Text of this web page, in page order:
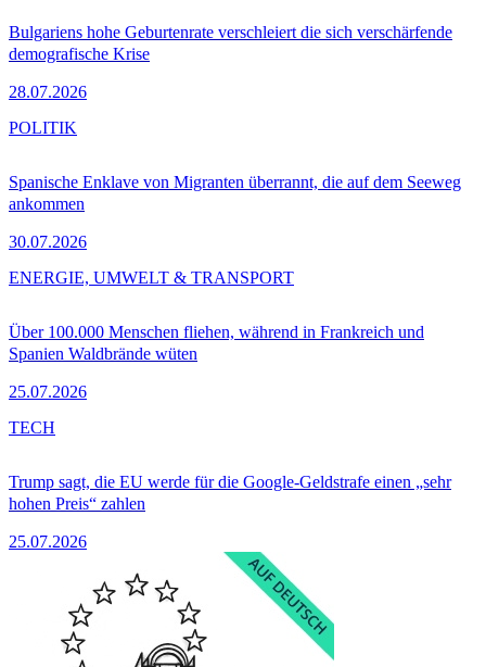
Bulgariens hohe Geburtenrate verschleiert die sich verschärfende
demografische Krise
28.07.2026
Spanische Enklave von Migranten überrannt, die auf dem Seeweg
ankommen
30.07.2026
POLITIK
Über 100.000 Menschen fliehen, während in Frankreich und
Spanien Waldbrände wüten
25.07.2026
ENERGIE, UMWELT & TRANSPORT
Trump sagt, die EU werde für die Google-Geldstrafe einen „sehr
hohen Preis“ zahlen
25.07.2026
TECH